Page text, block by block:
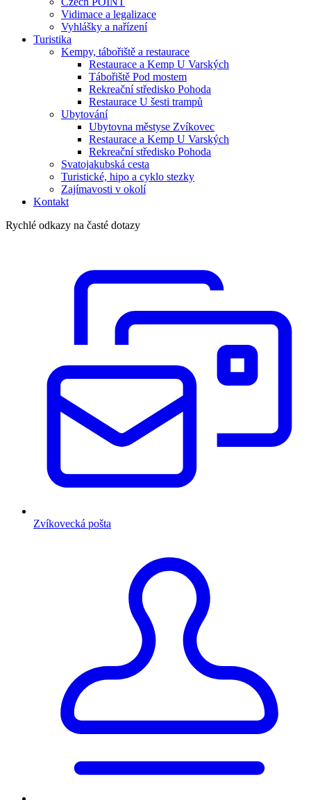
Vidimace a legalizace
Vyhlášky a nařízení
Turistika
Kempy, tábořiště a restaurace
Restaurace a Kemp U Varských
Tábořiště Pod mostem
Rekreační středisko Pohoda
Restaurace U šesti trampů
Ubytování
Ubytovna městyse Zvíkovec
Restaurace a Kemp U Varských
Rekreační středisko Pohoda
Svatojakubská cesta
Turistické, hipo a cyklo stezky
Zajímavosti v okolí
Kontakt
Rychlé odkazy na časté dotazy
Zvíkovecká pošta